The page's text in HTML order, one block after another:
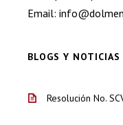
Email:
BLOGS Y NOTICIAS
Resolución No.